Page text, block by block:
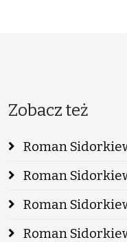
Zobacz też
Roman
Roman
Roman
Roman